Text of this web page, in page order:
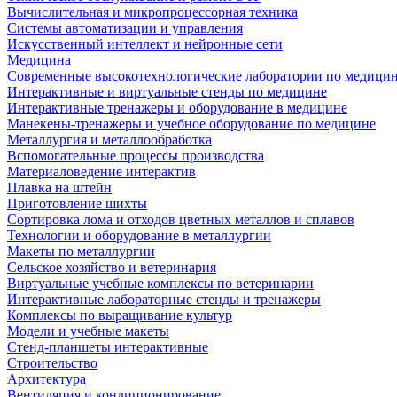
Вычислительная и микропроцессорная техника
Системы автоматизации и управления
Искусственный интеллект и нейронные сети
Медицина
Современные высокотехнологические лаборатории по
Интерактивные и виртуальные стенды по медицине
Интерактивные тренажеры и оборудование в медицине
Манекены-тренажеры и учебное оборудование по медицине
Металлургия и металлообработка
Вспомогательные процессы производства
Материаловедение интерактив
Плавка на штейн
Приготовление шихты
Сортировка лома и отходов цветных металлов и сплавов
Технологии и оборудование в металлургии
Макеты по металлургии
Сельское хозяйство и ветеринария
Виртуальные учебные комплексы по ветеринарии
Интерактивные лабораторные стенды и тренажеры
Комплексы по выращивание культур
Модели и учебные макеты
Стенд-планшеты интерактивные
Строительство
Архитектура